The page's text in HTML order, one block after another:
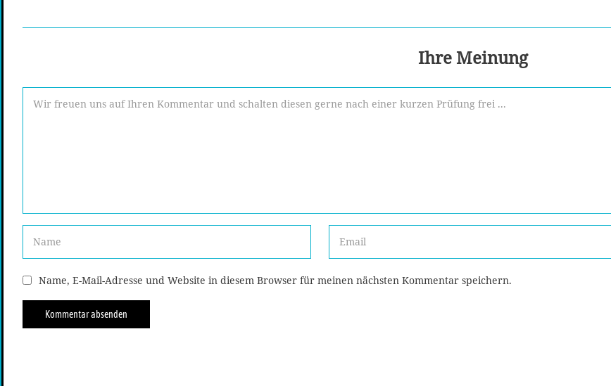
Ihre Meinung
Name, E-Mail-Adresse und Website in diesem Browser für meinen nächsten Kommentar speichern.